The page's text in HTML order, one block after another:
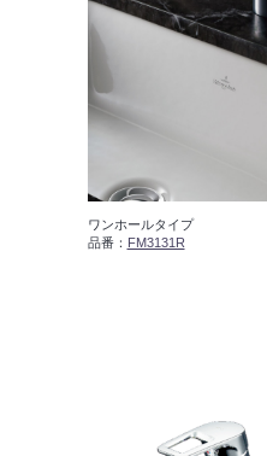
ワンホールタイプ
品番： FM3131R